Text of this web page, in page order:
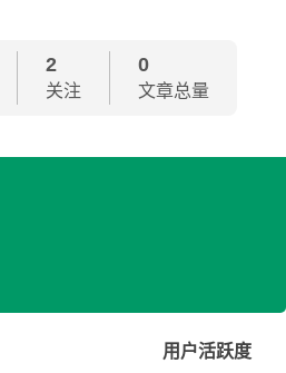
2
关注
0
文章总量
用户活跃度